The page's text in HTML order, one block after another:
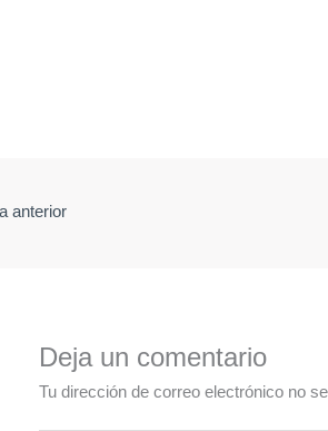
anterior
Deja un comentario
Tu dirección de correo electrónico no